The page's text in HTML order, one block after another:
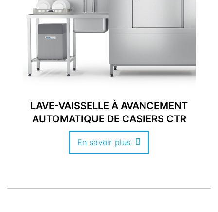
LAVE-VAISSELLE À AVANCEMENT
AUTOMATIQUE DE CASIERS CTR
En savoir plus